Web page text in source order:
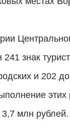
241 знак
и 202
этих
млн рублей.